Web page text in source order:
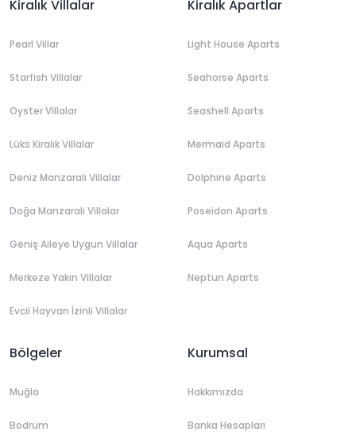
Kiralık Villalar
Pearl Villar
Starfish Villalar
Oyster Villalar
Lüks Kiralık Villalar
Deniz Manzaralı Villalar
Doğa Manzaralı Villalar
Geniş Aileye Uygun Villalar
Merkeze Yakın Villalar
Evcil Hayvan İzinli Villalar
Kiralık Apartlar
Light House Aparts
Seahorse Aparts
Seashell Aparts
Mermaid Aparts
Dolphine Aparts
Poseidon Aparts
Aqua Aparts
Neptun Aparts
Bölgeler
Muğla
Bodrum
Kurumsal
Hakkımızda
Banka Hesapları